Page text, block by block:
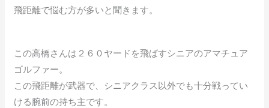
飛距離で悩む方が多いと聞きます。
この高橋さんは２６０ヤードを飛ばすシニアのアマチュア
ゴルファー。
この飛距離が武器で、シニアクラス以外でも十分戦ってい
ける腕前の持ち主です。